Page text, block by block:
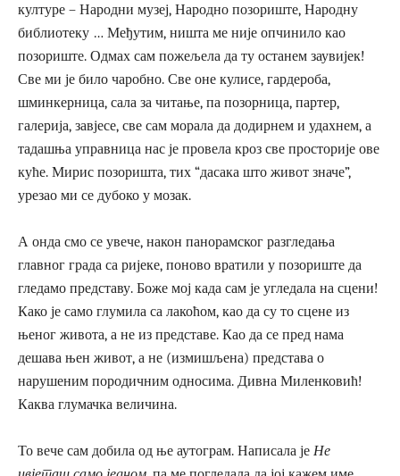
културе – Народни музеј, Народно позориште, Народну
библиотеку … Међутим, ништа ме није опчинило као
позориште. Одмах сам пожељела да ту останем заувијек!
Све ми је било чаробно. Све оне кулисе, гардероба,
шминкерница, сала за читање, па позорница, партер,
галерија, завјесе, све сам морала да додирнем и удахнем, а
тадашња управница нас је провела кроз све просторије ове
куће. Мирис позоришта, тих “дасака што живот значе”,
урезао ми се дубоко у мозак.
А онда смо се увече, након панорамског разгледања
главног града са ријеке, поново вратили у позориште да
гледамо представу. Боже мој када сам је угледала на сцени!
Како је само глумила са лакоћом, као да су то сцене из
њеног живота, а не из представе. Као да се пред нама
дешава њен живот, а не (измишљена) представа о
нарушеним породичним односима. Дивна Миленковић!
Каква глумачка величина.
То вече сам добила од ње аутограм. Написала је Не